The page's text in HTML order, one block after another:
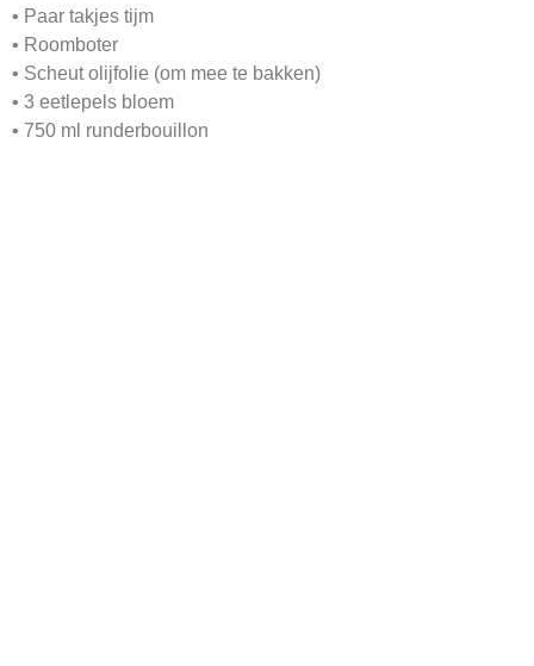
• Paar takjes tijm
• Roomboter
• Scheut olijfolie (om mee te bakken)
• 3 eetlepels bloem
• 750 ml runderbouillon